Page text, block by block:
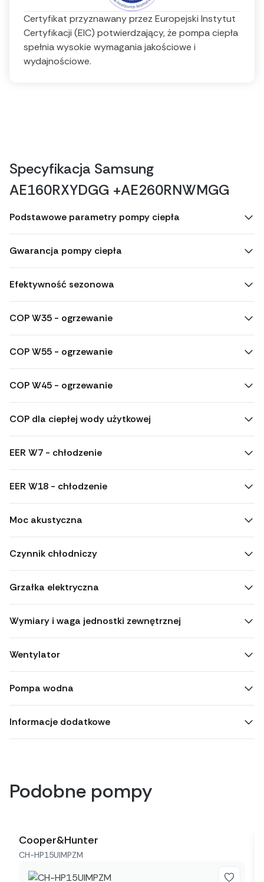
Certyfikat przyznawany przez Europejski Instytut
Certyfikacji (EIC) potwierdzający, że pompa ciepła
spełnia wysokie wymagania jakościowe i
wydajnościowe.
Specyfikacja Samsung
AE160RXYDGG +AE260RNWMGG
Podstawowe parametry pompy ciepła
Gwarancja pompy ciepła
Efektywność sezonowa
COP W35 - ogrzewanie
COP W55 - ogrzewanie
COP W45 - ogrzewanie
COP dla ciepłej wody użytkowej
EER W7 - chłodzenie
EER W18 - chłodzenie
Moc akustyczna
Czynnik chłodniczy
Grzałka elektryczna
Wymiary i waga jednostki zewnętrznej
Wentylator
Pompa wodna
Informacje dodatkowe
Podobne pompy
Cooper&Hunter
CH-HP15UIMPZM